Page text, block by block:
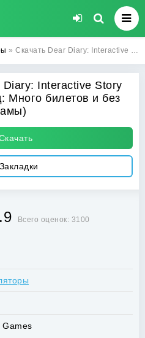
» Скачать Dear Diary: Interactive Story Взлом (Много билетов и без рекламы) на Андроид
Diary: Interactive Story
Много билетов и без
Закладки
Всего оценок: 3100
Games